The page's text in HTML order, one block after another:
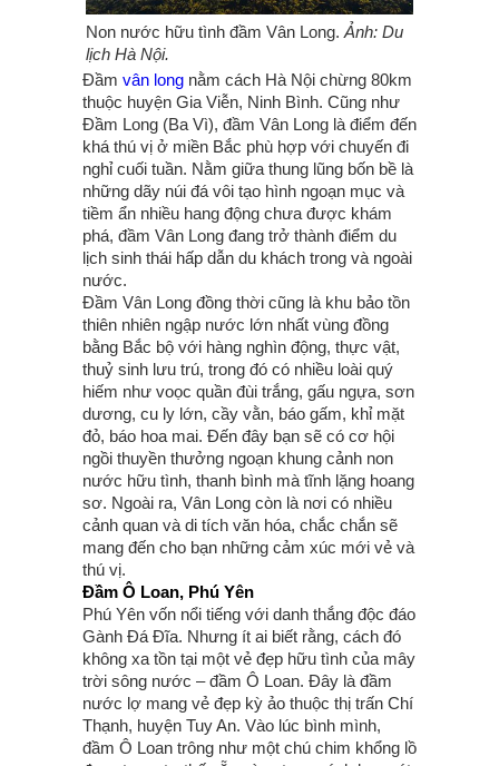
Non nước hữu tình đầm Vân Long. Ảnh: Du
lịch Hà Nội.
Đầm vân long nằm cách Hà Nội chừng 80km
thuộc huyện Gia Viễn, Ninh Bình. Cũng như
Đầm Long (Ba Vì), đầm Vân Long là điểm đến
khá thú vị ở miền Bắc phù hợp với chuyến đi
nghỉ cuối tuần. Nằm giữa thung lũng bốn bề là
những dãy núi đá vôi tạo hình ngoạn mục và
tiềm ẩn nhiều hang động chưa được khám
phá, đầm Vân Long đang trở thành điểm du
lịch sinh thái hấp dẫn du khách trong và ngoài
nước.
Đầm Vân Long đồng thời cũng là khu bảo tồn
thiên nhiên ngập nước lớn nhất vùng đồng
bằng Bắc bộ với hàng nghìn động, thực vật,
thuỷ sinh lưu trú, trong đó có nhiều loài quý
hiếm như voọc quần đùi trắng, gấu ngựa, sơn
dương, cu ly lớn, cầy vằn, báo gấm, khỉ mặt
đỏ, báo hoa mai. Đến đây bạn sẽ có cơ hội
ngồi thuyền thưởng ngoạn khung cảnh non
nước hữu tình, thanh bình mà tĩnh lặng hoang
sơ. Ngoài ra, Vân Long còn là nơi có nhiều
cảnh quan và di tích văn hóa, chắc chắn sẽ
mang đến cho bạn những cảm xúc mới vẻ và
thú vị.
Đầm Ô Loan, Phú Yên
Phú Yên vốn nổi tiếng với danh thắng độc đáo
Gành Đá Đĩa. Nhưng ít ai biết rằng, cách đó
không xa tồn tại một vẻ đẹp hữu tình của mây
trời sông nước – đầm Ô Loan. Đây là đầm
nước lợ mang vẻ đẹp kỳ ảo thuộc thị trấn Chí
Thạnh, huyện Tuy An. Vào lúc bình mình,
đầm Ô Loan trông như một chú chim khổng lồ